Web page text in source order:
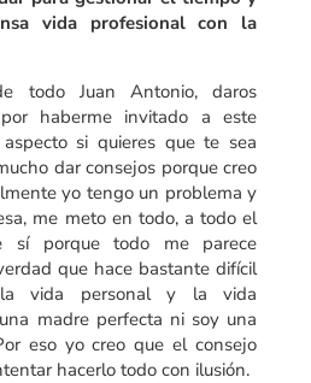
vida profesional con la
todo Juan Antonio, daros
haberme invitado a este
si quieres que te sea
dar consejos porque creo
yo tengo un problema y
me meto en todo, a todo el
sí porque todo me parece
que hace bastante difícil
la vida personal y la vida
madre perfecta ni soy una
eso yo creo que el consejo
hacerlo todo con ilusión.